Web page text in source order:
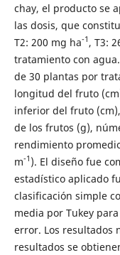
chay, el producto se
las dosis, que
T2: 200 mg ha-1 , T3:
tratamiento con
de 30 plantas por
longitud del fruto
inferior del fruto
de los frutos (g),
rendimiento
m-1 ). El diseño fue
estadístico aplicado
clasificación simple
media por Tukey
error. Los resultados
resultados se